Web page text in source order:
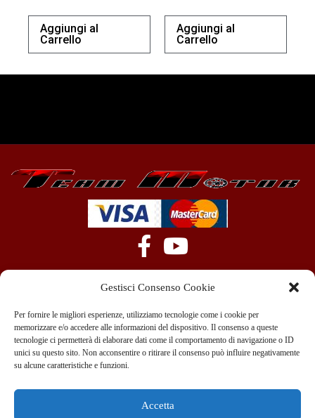
Gestisci Consenso Cookie
Per fornire le migliori esperienze, utilizziamo tecnologie come i cookie per
memorizzare e/o accedere alle informazioni del dispositivo. Il consenso a queste
tecnologie ci permetterà di elaborare dati come il comportamento di navigazione o ID
unici su questo sito. Non acconsentire o ritirare il consenso può influire negativamente
su alcune caratteristiche e funzioni.
Accetta
Aggiungi al
Carrello
Aggiungi al
Carrello
+39 351 970 89 33
info@teammotor.it